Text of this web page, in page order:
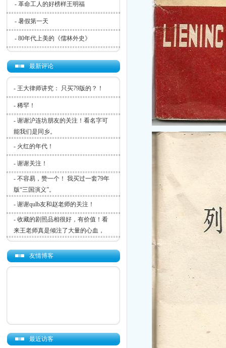
- 革命工人的好榜样王明福
- 暑假第一天
- 80年代上美的《儒林外史》
最新评论
- 王大律师讲究： 只买79版的？！
- 稀罕！
- 谢谢沪连坊朋友的关注！看名字可
能我们是同乡。
- 火红的年代！
- 谢谢关注！
- 不容易，赞一个！ 我买过一套79年
版“三国演义”。
- 谢谢qulb友和赵老师的关注！
- 收藏的剧照品相很好，有价值！看
来王老师真是倾注了大量的心血，
友情博客
最近访客